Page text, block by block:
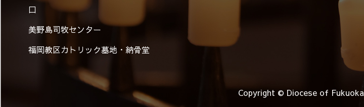
口
美野島司牧センター
福岡教区カトリック墓地・納骨堂
Copyright © Diocese of Fukuoka